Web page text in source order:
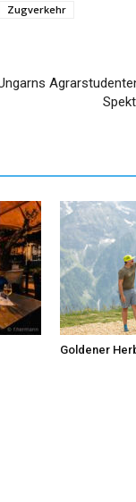
Zugverkehr
Goldener